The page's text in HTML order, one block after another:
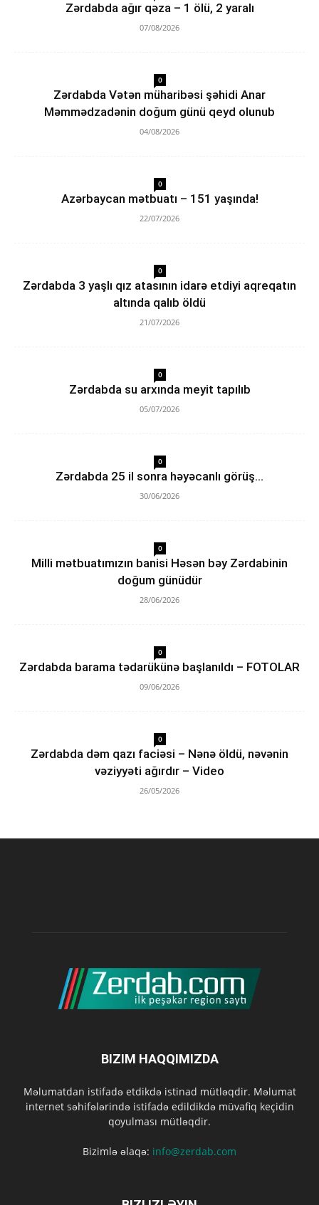
Zərdabda ağır qəza – 1 ölü, 2 yaralı
07/08/2026
0
Zərdabda Vətən müharibəsi şəhidi Anar
Məmmədzadənin doğum günü qeyd olunub
04/08/2026
0
Azərbaycan mətbuatı – 151 yaşında!
22/07/2026
0
Zərdabda 3 yaşlı qız atasının idarə etdiyi aqreqatın
altında qalıb öldü
21/07/2026
0
Zərdabda su arxında meyit tapılıb
05/07/2026
0
Zərdabda 25 il sonra həyəcanlı görüş…
30/06/2026
0
Milli mətbuatımızın banisi Həsən bəy Zərdabinin
doğum günüdür
28/06/2026
0
Zərdabda barama tədarükünə başlanıldı – FOTOLAR
09/06/2026
0
Zərdabda dəm qazı faciəsi – Nənə öldü, nəvənin
vəziyyəti ağırdır – Video
26/05/2026
BIZIM HAQQIMIZDA
Məlumatdan istifadə etdikdə istinad mütləqdir. Məlumat
internet səhifələrində istifadə edildikdə müvafiq keçidin
qoyulması mütləqdir.
Bizimlə əlaqə: info@zerdab.com